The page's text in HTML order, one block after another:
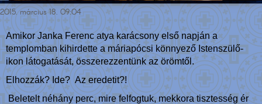
2015. március 18. 09:04
Amikor Janka Ferenc atya karácsony első napján a
templomban kihirdette a máriapócsi könnyező Istenszülő-
ikon látogatását, összerezzentünk az örömtől.
Elhozzák? Ide? Az eredetit?!
Beletelt néhány perc, mire felfogtuk, mekkora tisztesség ér